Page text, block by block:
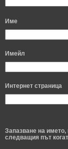
Име
Имейл
Интернет страница
Запазване на
следващия път